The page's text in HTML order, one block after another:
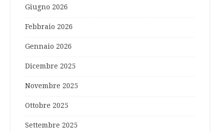
Giugno 2026
Febbraio 2026
Gennaio 2026
Dicembre 2025
Novembre 2025
Ottobre 2025
Settembre 2025